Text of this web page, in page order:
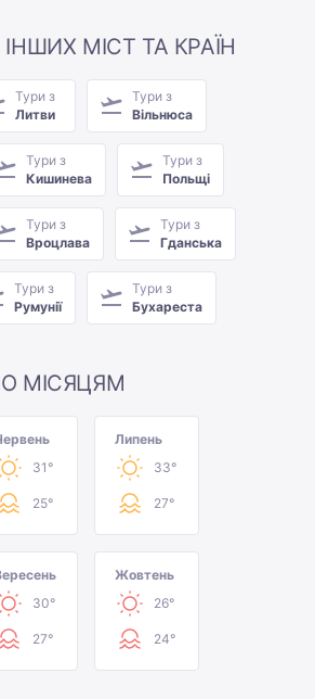
ІНШИХ МІСТ ТА КРАЇН
Тури з
Литви
Тури з
Вільнюса
Тури з
Кишинева
Тури з
Польщі
Тури з
Вроцлава
Тури з
Гданська
Тури з
Румунії
Тури з
Бухареста
МІСЯЦЯМ
31°
25°
Липень
33°
27°
30°
27°
Жовтень
26°
24°